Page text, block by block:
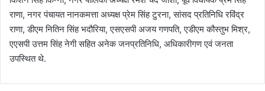
राणा, नगर पंचायत नानकमत्ता अध्यक्ष प्रेम सिंह टुरना, सांसद प्रतिनिधि रविंद्र
राणा, डीएम नितिन सिंह भदौरिया, एसएसपी अजय गणपति, एडीएम कौस्तुभ मिश्र,
एएसपी उत्तम सिंह नेगी सहित अनेक जनप्रतिनिधि, अधिकारीगण एवं जनता
उपस्थित थे.